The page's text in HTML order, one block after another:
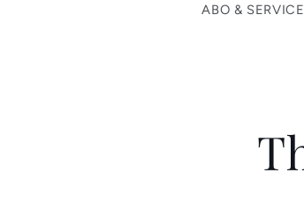
ABO & SERVICE